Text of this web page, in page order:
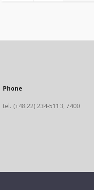
Phone
tel. (+48 22) 234-5113, 7400